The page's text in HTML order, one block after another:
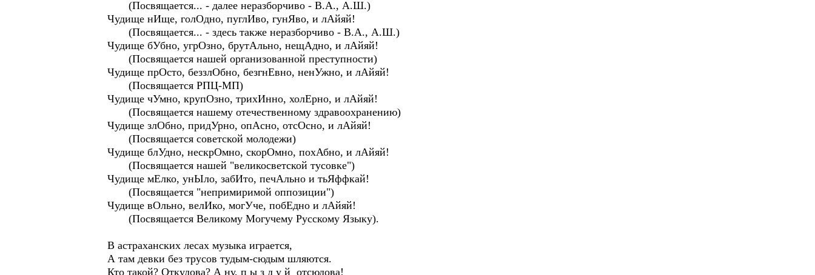
(Посвящается... - далее неразборчиво - В.А., А.Ш.)
Чудище нИще, голОдно, пуглИво, гунЯво, и лАйяй!
(Посвящается... - здесь также неразборчиво - В.А., А.Ш.)
Чудище бУбно, угрОзно, брутАльно, нещАдно, и лАйяй!
(Посвящается нашей организованной преступности)
Чудище прОсто, беззлОбно, безгнЕвно, ненУжно, и лАйяй!
(Посвящается РПЦ-МП)
Чудище чУмно, крупОзно, трихИнно, холЕрно, и лАйяй!
(Посвящается нашему отечественному здравоохранению)
Чудище злОбно, придУрно, опАсно, отсОсно, и лАйяй!
(Посвящается советской молодежи)
Чудище блУдно, нескрОмно, скорОмно, похАбно, и лАйяй!
(Посвящается нашей "великосветской тусовке")
Чудище мЕлко, унЫло, забИто, печАльно и тьЯффкай!
(Посвящается "непримиримой оппозиции")
Чудище вОльно, велИко, могУче, побЕдно и лАйяй!
(Посвящается Великому Могучему Русскому Языку).
В астраханских лесах музыка играется,
А там девки без трусов тудым-сюдым шляются.
Кто такой? Откудова? А ну, п ы з д у й отсюдова!